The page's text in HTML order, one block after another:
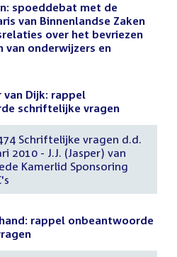
spoeddebat met de
van Binnenlandse Zaken
over het bevriezen
van onderwijzers en
van Dijk: rappel
schriftelijke vragen
Schriftelijke vragen d.d.
2010 - J.J. (Jasper) van
Kamerlid Sponsoring
rappel onbeantwoorde